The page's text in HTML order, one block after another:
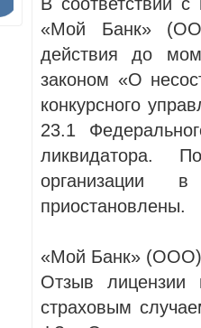
«Мой Банк»
действия до
законом «О
конкурсного
23.1
ликвидатора.
организации
приостановлены.
«Мой Банк» (ООО)
Отзыв лицензии
страховым